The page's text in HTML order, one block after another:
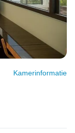
Kamerinformatie